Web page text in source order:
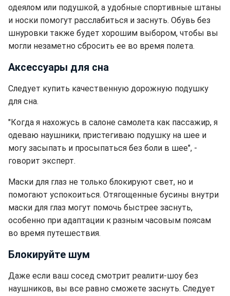
одеялом или подушкой, а удобные спортивные штаны
и носки помогут расслабиться и заснуть. Обувь без
шнуровки также будет хорошим выбором, чтобы вы
могли незаметно сбросить ее во время полета.
Аксессуары для сна
Следует купить качественную дорожную подушку
для сна.
"Когда я нахожусь в салоне самолета как пассажир, я
одеваю наушники, пристегиваю подушку на шее и
могу засыпать и просыпаться без боли в шее", -
говорит эксперт.
Маски для глаз не только блокируют свет, но и
помогают успокоиться. Отягощенные бусины внутри
маски для глаз могут помочь быстрее заснуть,
особенно при адаптации к разным часовым поясам
во время путешествия.
Блокируйте шум
Даже если ваш сосед смотрит реалити-шоу без
наушников, вы все равно сможете заснуть. Следует